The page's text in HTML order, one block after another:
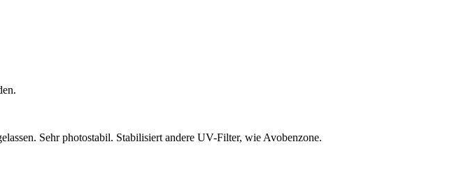
Sehr photostabil. Stabilisiert andere UV-Filter, wie Avobenzone.